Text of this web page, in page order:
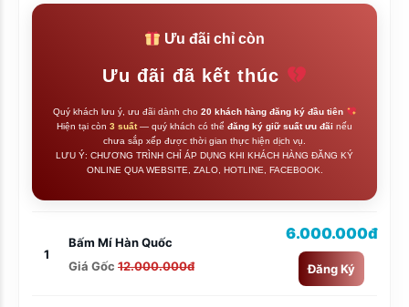
Ưu đãi chỉ còn
Ưu đãi đã kết thúc
Quý khách lưu ý, ưu đãi dành cho 20 khách hàng đăng ký đầu tiên
Hiện tại còn 3 suất— quý khách có thể đăng ký giữ suất ưu đãi nếu
chưa sắp xếp được thời gian thực hiện dịch vụ.
LƯU Ý: CHƯƠNG TRÌNH CHỈ ÁP DỤNG KHI KHÁCH HÀNG ĐĂNG KÝ
ONLINE QUA WEBSITE, ZALO, HOTLINE, FACEBOOK.
1
Bấm Mí Hàn Quốc
Giá Gốc 12.000.000đ
6.000.000đ
Đăng Ký